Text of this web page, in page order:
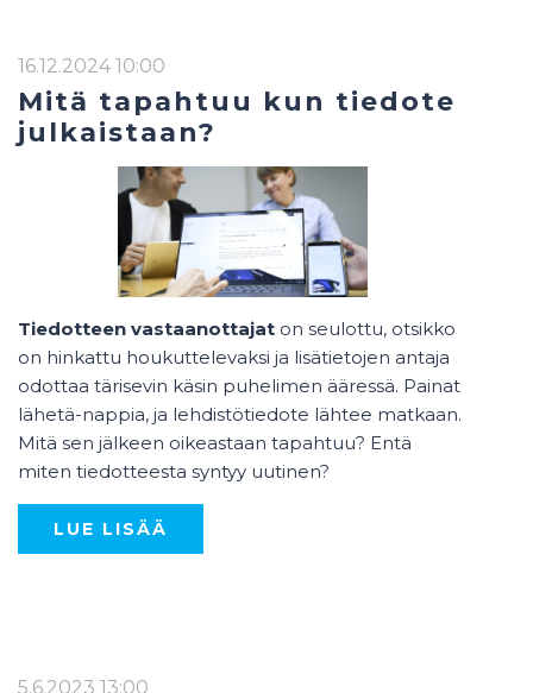
16.12.2024 10:00
Mitä tapahtuu kun tiedote
julkaistaan?
Tiedotteen vastaanottajat on seulottu, otsikko
on hinkattu houkuttelevaksi ja lisätietojen antaja
odottaa tärisevin käsin puhelimen ääressä. Painat
lähetä-nappia, ja lehdistötiedote lähtee matkaan.
Mitä sen jälkeen oikeastaan tapahtuu? Entä
miten tiedotteesta syntyy uutinen?
LUE LISÄÄ
5.6.2023 13:00